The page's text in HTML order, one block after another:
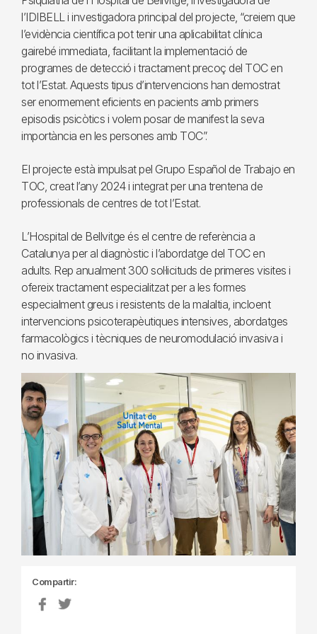
l’IDIBELL i investigadora principal del projecte, “creiem que
l’evidència científica pot tenir una aplicabilitat clínica
gairebé immediata, facilitant la implementació de
programes de detecció i tractament precoç del TOC en
tot l’Estat. Aquests tipus d’intervencions han demostrat
ser enormement eficients en pacients amb primers
episodis psicòtics i volem posar de manifest la seva
importància en les persones amb TOC”.
El projecte està impulsat pel Grupo Español de Trabajo en
TOC, creat l’any 2024 i integrat per una trentena de
professionals de centres de tot l’Estat.
L’Hospital de Bellvitge és el centre de referència a
Catalunya per al diagnòstic i l’abordatge del TOC en
adults. Rep anualment 300 sol·licituds de primeres visites i
ofereix tractament especialitzat per a les formes
especialment greus i resistents de la malaltia, incloent
intervencions psicoterapèutiques intensives, abordatges
farmacològics i tècniques de neuromodulació invasiva i
no invasiva.
Compartir: